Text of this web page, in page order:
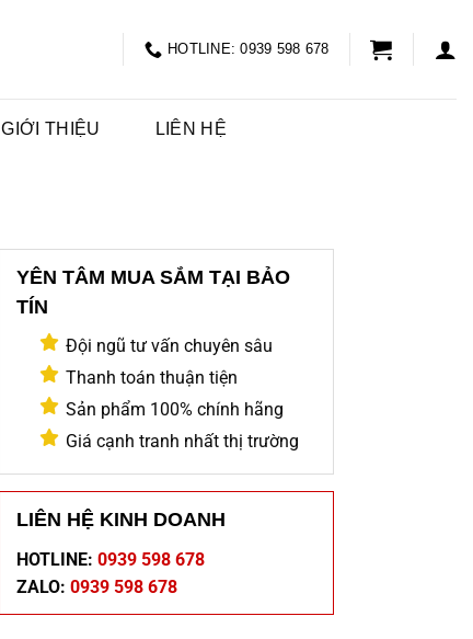
HOTLINE: 0939 598 678
GIỚI THIỆU LIÊN HỆ
YÊN TÂM MUA SẮM TẠI BẢO
TÍN
Đội ngũ tư vấn chuyên sâu
Thanh toán thuận tiện
Sản phẩm 100% chính hãng
Giá cạnh tranh nhất thị trường
LIÊN HỆ KINH DOANH
HOTLINE: 0939 598 678
ZALO: 0939 598 678